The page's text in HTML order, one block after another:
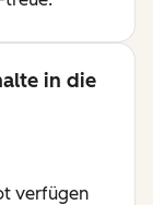
in die
verfügen